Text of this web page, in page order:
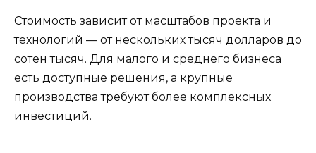
Стоимость зависит от масштабов проекта и
технологий — от нескольких тысяч долларов до
сотен тысяч. Для малого и среднего бизнеса
есть доступные решения, а крупные
производства требуют более комплексных
инвестиций.